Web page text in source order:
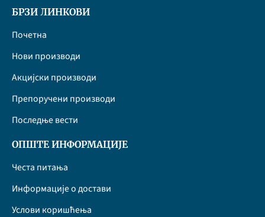
БРЗИ ЛИНКОВИ
Почетна
Нови производи
Акцијски производи
Препоручени производи
Последње вести
ОПШТЕ ИНФОРМАЦИЈЕ
Честа питања
Информације о достави
Услови коришћења